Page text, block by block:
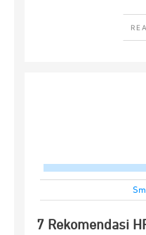
7 Rekomendasi